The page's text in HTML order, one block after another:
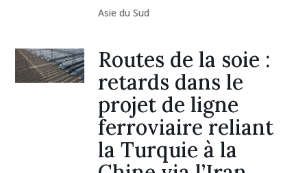
Asie du Sud
Routes de la soie :
retards dans le
projet de ligne
ferroviaire reliant
la Turquie à la